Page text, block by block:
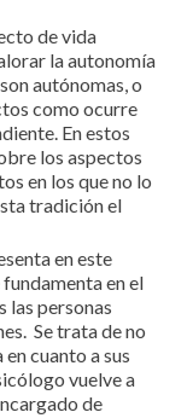
de vida
la autonomía
autónomas, o
como ocurre
En estos
los aspectos
en los que no lo
tradición el
en este
en el
las personas
Se trata de no
cuanto a sus
vuelve a
de